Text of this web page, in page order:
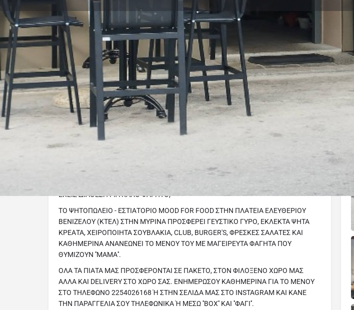
Profile
Call now Website Bookmark
Description
Mood For Food , Μύρινα Λήμνου
Πλατεία Ελευθερίου Βενιζέλου (ΚΤΕΛ)
Τηλ για παραγγελίες 22540 26168
ΕΧΕΙΣ ΔΙΑΘΕΣΗ ΓΙΑ ΚΑΛΟ ΦΑΓΗΤΟ;
ΤΟ ΨΗΤΟΠΩΛΕΙΟ - ΕΣΤΙΑΤΟΡΙΟ MOOD FOR FOOD ΣΤΗΝ ΠΛΑΤΕΙΑ ΕΛΕΥΘΕΡΙΟΥ
ΒΕΝΙΖΕΛΟΥ (ΚΤΕΛ) ΣΤΗΝ ΜΥΡΙΝΑ ΠΡΟΣΦΕΡΕΙ ΓΕΥΣΤΙΚΟ ΓΥΡΟ, ΕΚΛΕΚΤΑ ΨΗΤΑ
ΚΡΕΑΤΑ, ΧΕΙΡΟΠΟΙΗΤΑ ΣΟΥΒΛΑΚΙΑ, CLUB, BURGER'S, ΦΡΕΣΚΕΣ ΣΑΛΑΤΕΣ ΚΑΙ
ΚΑΘΗΜΕΡΙΝΑ ΑΝΑΝΕΩΝΕΙ ΤΟ ΜΕΝΟΥ ΤΟΥ ΜΕ ΜΑΓΕΙΡΕΥΤΑ ΦΑΓΗΤΑ ΠΟΥ
ΘΥΜΙΖΟΥΝ ''ΜΑΜΑ''.
ΟΛΑ ΤΑ ΠΙΑΤΑ ΜΑΣ ΠΡΟΣΦΕΡΟΝΤΑΙ ΣΕ ΠΑΚΕΤΟ, ΣΤΟΝ ΦΙΛΟΞΕΝΟ ΧΩΡΟ ΜΑΣ
ΑΛΛΑ ΚΑΙ DELIVERY ΣΤΟ ΧΩΡΟ ΣΑΣ. ΕΝΗΜΕΡΩΣΟΥ ΚΑΘΗΜΕΡΙΝΑ ΓΙΑ ΤΟ ΜΕΝΟΥ
ΣΤΟ ΤΗΛΕΦΩΝΟ 2254026168 Ή ΣΤΗΝ ΣΕΛΙΔΑ ΜΑΣ ΣΤΟ INSTAGRAM ΚΑΙ ΚΑΝΕ
ΤΗΝ ΠΑΡΑΓΓΕΛΙΑ ΣΟΥ ΤΗΛΕΦΩΝΙΚΑ Ή ΜΕΣΩ ''BOX'' KAI ''ΦΑΓΙ''.